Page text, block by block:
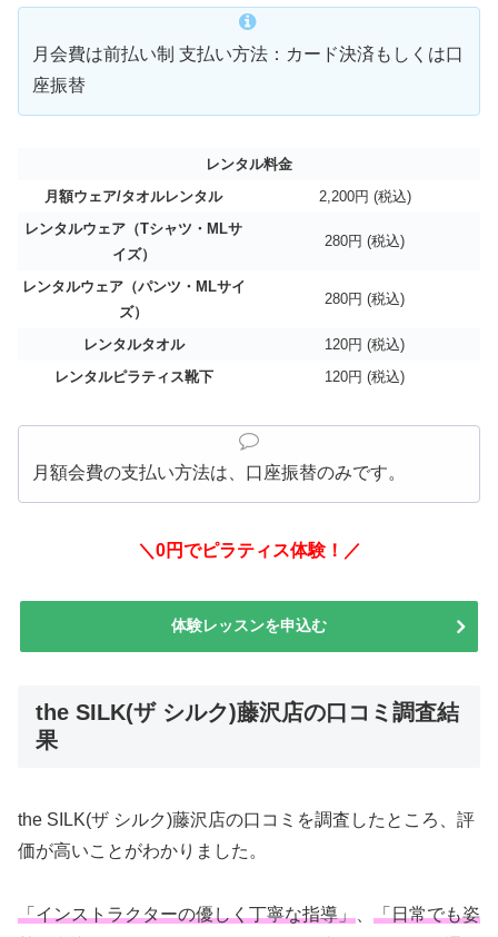
月会費は前払い制 支払い方法：カード決済もしくは口
座振替
レンタル料金
月額ウェア/タオルレンタル
2,200円 (税込)
レンタルウェア（Tシャツ・MLサ
イズ）
280円 (税込)
レンタルウェア（パンツ・MLサイ
ズ）
280円 (税込)
レンタルタオル 120円 (税込)
レンタルピラティス靴下
120円 (税込)
月額会費の支払い方法は、口座振替のみです。
＼0円でピラティス体験！／
体験レッスンを申込む
the SILK(ザ シルク)藤沢店の口コミ調査結
果
the SILK(ザ シルク)藤沢店の口コミを調査したところ、評
価が高いことがわかりました。
「インストラクターの優しく丁寧な指導」
「日常でも姿